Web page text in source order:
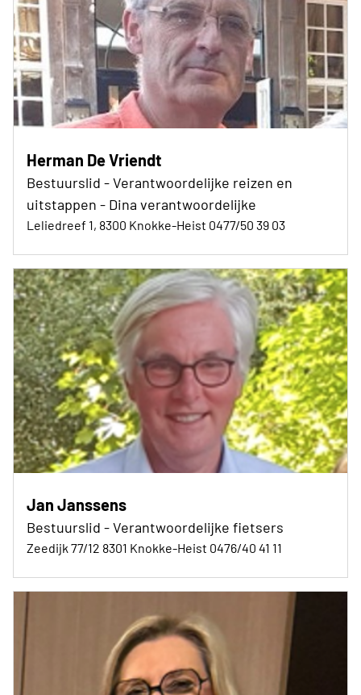
Herman De Vriendt
Bestuurslid - Verantwoordelijke reizen en
uitstappen - Dina verantwoordelijke
Leliedreef 1, 8300 Knokke-Heist 0477/50 39 03
Jan Janssens
Bestuurslid - Verantwoordelijke fietsers
Zeedijk 77/12 8301 Knokke-Heist 0476/40 41 11